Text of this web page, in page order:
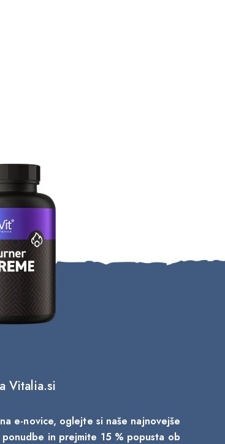
Vitalia.si
e-novice, oglejte si naše najnovejše
ponudbe in prejmite 15 % popusta ob